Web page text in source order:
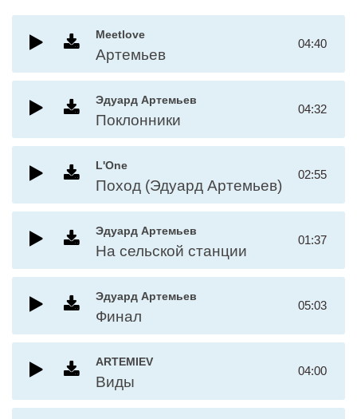
Meetlove
Артемьев
04:40
Эдуард Артемьев
Поклонники
04:32
L'One
Поход (Эдуард Артемьев)
02:55
Эдуард Артемьев
На сельской станции
01:37
Эдуард Артемьев
Финал
05:03
ARTEMIEV
Виды
04:00